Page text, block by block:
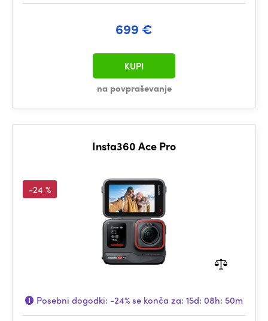
699 €
na povpraševanje
KUPI
Insta360 Ace Pro
-24 %
Posebni dogodki: -24%se konča za: 15d: 08h: 50m